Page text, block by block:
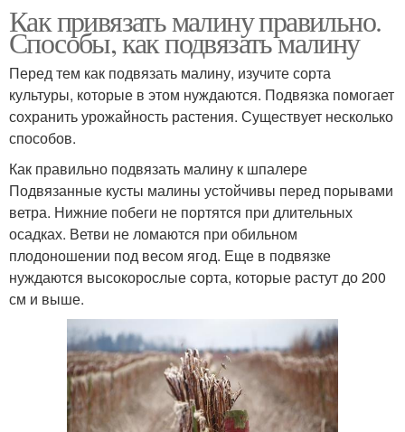
Как привязать малину правильно.
Способы, как подвязать малину
Перед тем как подвязать малину, изучите сорта
культуры, которые в этом нуждаются. Подвязка помогает
сохранить урожайность растения. Существует несколько
способов.
Как правильно подвязать малину к шпалере
Подвязанные кусты малины устойчивы перед порывами
ветра. Нижние побеги не портятся при длительных
осадках. Ветви не ломаются при обильном
плодоношении под весом ягод. Еще в подвязке
нуждаются высокорослые сорта, которые растут до 200
см и выше.